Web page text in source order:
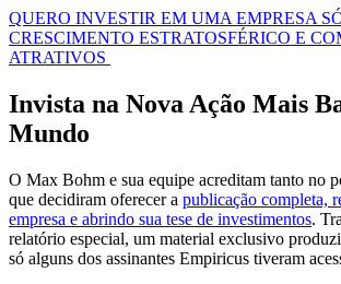
QUERO INVESTIR EM UMA EMPRESA
CRESCIMENTO ESTRATOSFÉRICO E
ATRATIVOS
Invista na Nova Ação Mais
Mundo
O Max Bohm e sua equipe acreditam tanto no
que decidiram oferecer a publicação completa,
empresa e abrindo sua tese de investimentos.
relatório especial, um material exclusivo
só alguns dos assinantes Empiricus tiveram